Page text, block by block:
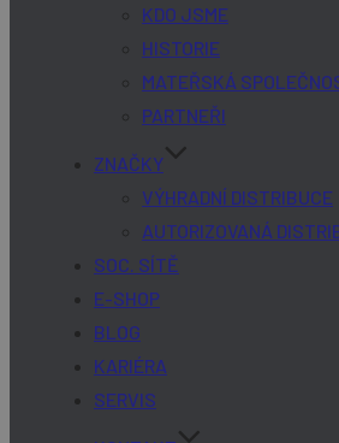
KDO JSME
HISTORIE
MATEŘSKÁ
PARTNEŘI
ZNAČKY
VÝHRADNÍ DISTRIBUCE
AUTORIZOVANÁ
SOC. SÍTĚ
E-SHOP
BLOG
KARIÉRA
SERVIS